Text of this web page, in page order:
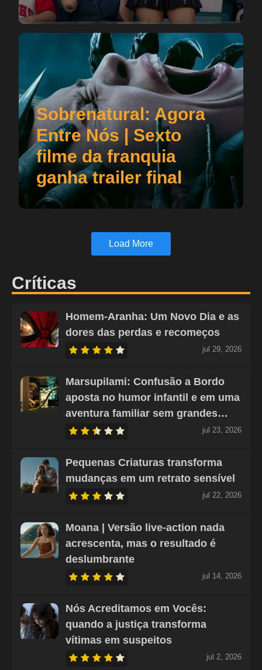
Sobrenatural: Agora
Entre Nós | Sexto
filme da franquia
ganha trailer final
Load More
Críticas
Homem-Aranha: Um Novo Dia e as
dores das perdas e recomeços
jul 29, 2026
Marsupilami: Confusão a Bordo
aposta no humor infantil e em uma
aventura familiar sem grandes…
jul 23, 2026
Pequenas Criaturas transforma
mudanças em um retrato sensível
jul 22, 2026
Moana | Versão live-action nada
acrescenta, mas o resultado é
deslumbrante
jul 14, 2026
Nós Acreditamos em Vocês:
quando a justiça transforma
vítimas em suspeitos
jul 2, 2026